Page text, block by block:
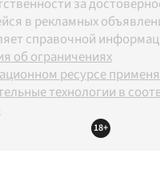
в рекламных
справочной
об ограничениях
ресурсе
технологии в
18+